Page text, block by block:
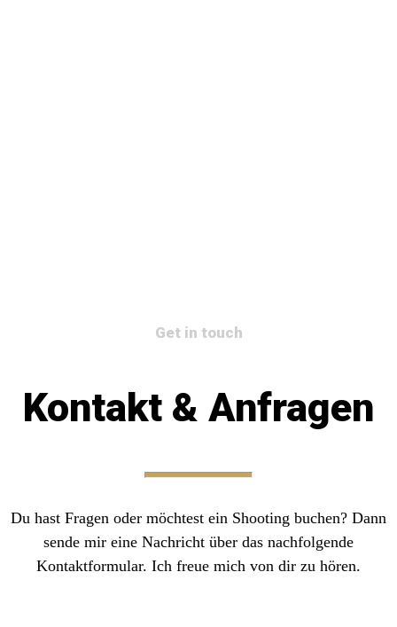
Get in touch
Kontakt & Anfragen
Du hast Fragen oder möchtest ein Shooting buchen? Dann
sende mir eine Nachricht über das nachfolgende
Kontaktformular. Ich freue mich von dir zu hören.